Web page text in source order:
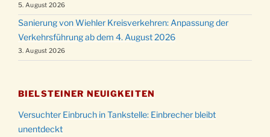
5. August 2026
Sanierung von Wiehler Kreisverkehren: Anpassung der
Verkehrsführung ab dem 4. August 2026
3. August 2026
BIELSTEINER NEUIGKEITEN
Versuchter Einbruch in Tankstelle: Einbrecher bleibt
unentdeckt